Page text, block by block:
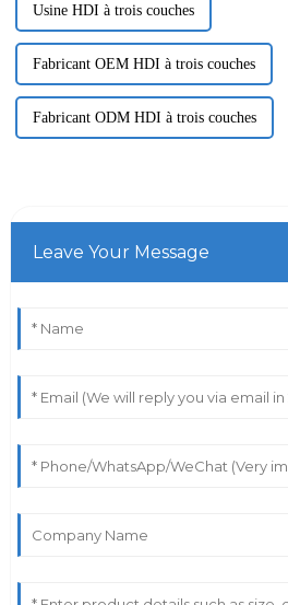
Usine HDI à trois couches
Fabricant OEM HDI à trois couches
Fabricant ODM HDI à trois couches
Leave Your Message